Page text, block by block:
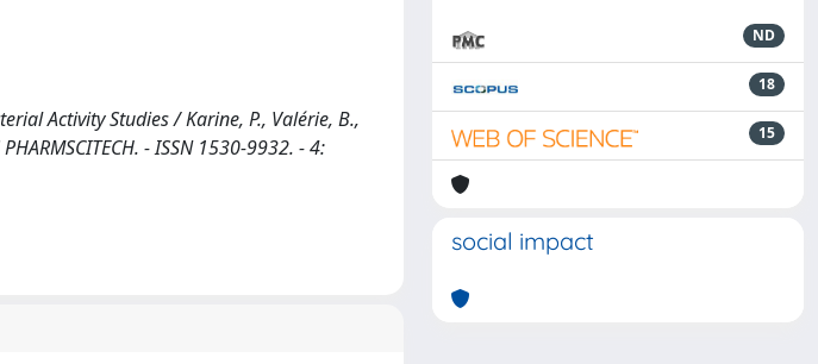
Activity Studies / Karine, P., Valérie, B.,
- ISSN 1530-9932. - 4:
ND
18
15
social impact